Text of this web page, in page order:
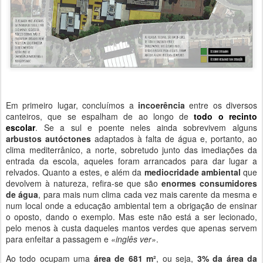
Em primeiro lugar, concluímos a incoerênciaentre os diversos
canteiros, que se espalham de ao longo detodo o recinto
escolar. Se a sul e poente neles ainda sobrevivem alguns
arbustos autóctones adaptados à falta de água e, portanto, ao
clima mediterrânico, a norte, sobretudo junto das imediações da
entrada da escola, aqueles foram arrancados para dar lugar a
relvados. Quanto a estes, e além da mediocridade ambiental que
devolvem à natureza, refira-se que são enormes consumidores
de água, para mais num clima cada vez mais carente da mesma e
num local onde a educação ambiental tem a obrigação de ensinar
o oposto, dando o exemplo. Mas este não está a ser lecionado,
pelo menos à custa daqueles mantos verdes que apenas servem
para enfeitar a passagem e «inglês ver».
Ao todo ocupam uma área de 681 m², ou seja, 3% da área da